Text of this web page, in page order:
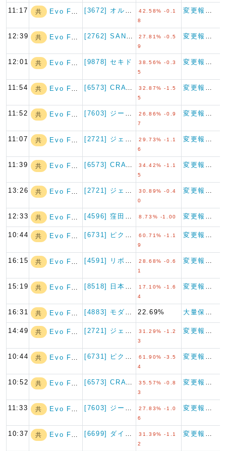
11:17 共 Evo Fund
42.58% -0.1
8
12:39 共 Evo Fund
27.81% -0.5
9
12:01 共 Evo Fund [9878] セキド
38.56% -0.3
5
11:54 共 Evo Fund
32.87% -1.5
5
11:52 共 Evo Fund
26.86% -0.9
7
11:07 共 Evo Fund
29.73% -1.1
6
11:39 共 Evo Fund
34.42% -1.1
5
13:26 共 Evo Fund
30.89% -0.4
0
12:33 共 Evo Fund 8.73% -1.00
10:44 共 Evo Fund
60.71% -1.1
9
16:15 共 Evo Fund
28.68% -0.6
1
15:19 共 Evo Fund
17.10% -1.6
4
16:31 共 Evo Fund 22.69%
14:49 共 Evo Fund
31.29% -1.2
3
10:44 共 Evo Fund
61.90% -3.5
4
10:52 共 Evo Fund
35.57% -0.8
3
11:33 共 Evo Fund
27.83% -1.0
6
10:37 共 Evo Fund
31.39% -1.1
2